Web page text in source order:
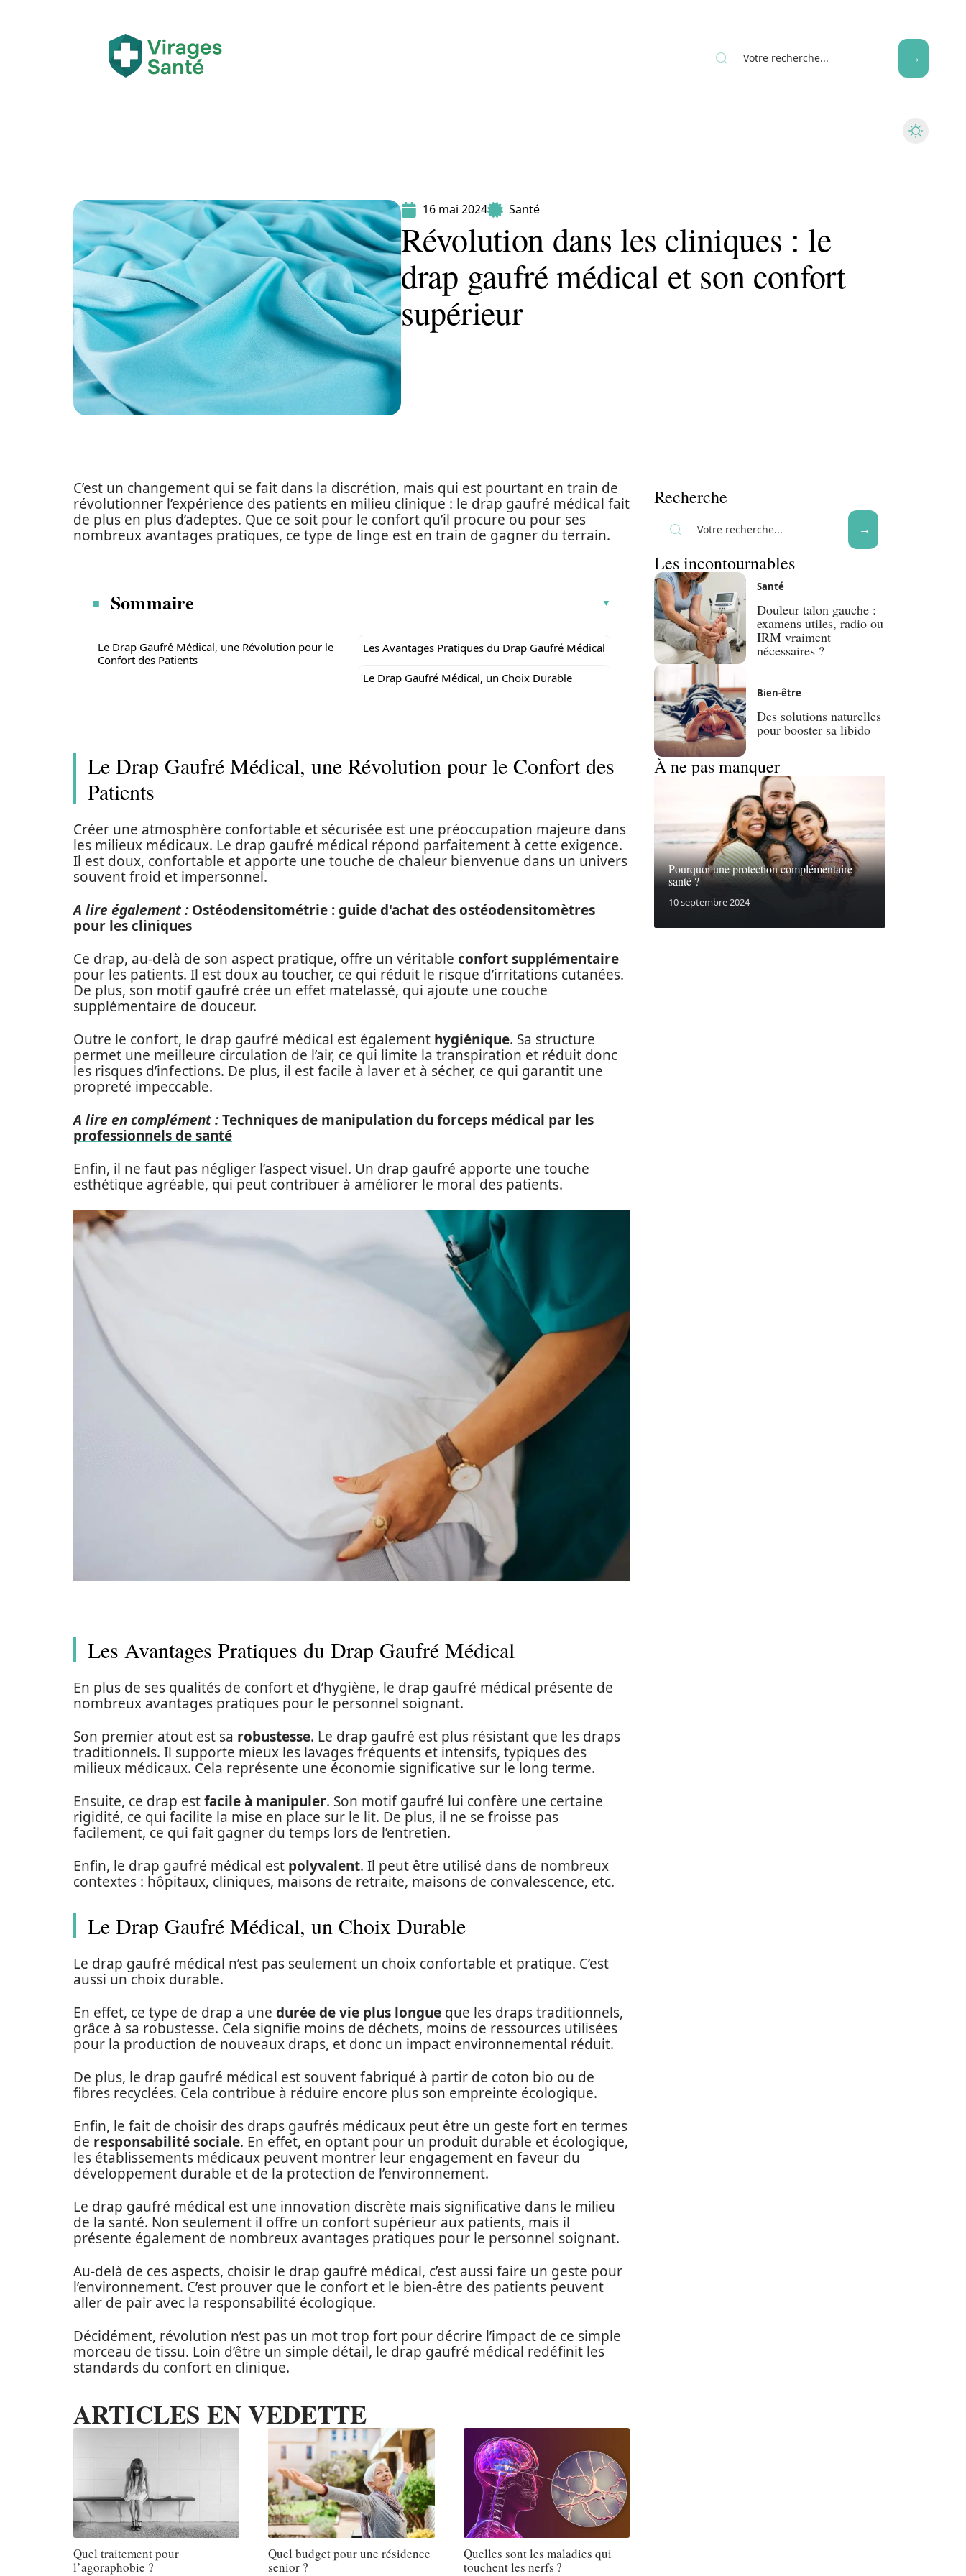
16 mai 2024 Santé
Révolution dans les cliniques : le
drap gaufré médical et son confort
supérieur
C’est un changement qui se fait dans la discrétion, mais qui est pourtant en train de
révolutionner l’expérience des patients en milieu clinique : le drap gaufré médical fait
de plus en plus d’adeptes. Que ce soit pour le confort qu’il procure ou pour ses
nombreux avantages pratiques, ce type de linge est en train de gagner du terrain.
Sommaire
Le Drap Gaufré Médical, une Révolution pour le
Confort des Patients
Les Avantages Pratiques du Drap Gaufré Médical
Le Drap Gaufré Médical, un Choix Durable
Le Drap Gaufré Médical, une Révolution pour le Confort des
Patients
Créer une atmosphère confortable et sécurisée est une préoccupation majeure dans
les milieux médicaux. Le drap gaufré médical répond parfaitement à cette exigence.
Il est doux, confortable et apporte une touche de chaleur bienvenue dans un univers
souvent froid et impersonnel.
A lire également : Ostéodensitométrie : guide d'achat des ostéodensitomètres
pour les cliniques
Ce drap, au-delà de son aspect pratique, offre un véritable confort supplémentaire
pour les patients. Il est doux au toucher, ce qui réduit le risque d’irritations cutanées.
De plus, son motif gaufré crée un effet matelassé, qui ajoute une couche
supplémentaire de douceur.
Outre le confort, le drap gaufré médical est également hygiénique. Sa structure
permet une meilleure circulation de l’air, ce qui limite la transpiration et réduit donc
les risques d’infections. De plus, il est facile à laver et à sécher, ce qui garantit une
propreté impeccable.
A lire en complément :Techniques de manipulation du forceps médical par les
professionnels de santé
Enfin, il ne faut pas négliger l’aspect visuel. Un drap gaufré apporte une touche
esthétique agréable, qui peut contribuer à améliorer le moral des patients.
Les Avantages Pratiques du Drap Gaufré Médical
En plus de ses qualités de confort et d’hygiène, le drap gaufré médical présente de
nombreux avantages pratiques pour le personnel soignant.
Son premier atout est sa robustesse. Le drap gaufré est plus résistant que les draps
traditionnels. Il supporte mieux les lavages fréquents et intensifs, typiques des
milieux médicaux. Cela représente une économie significative sur le long terme.
Ensuite, ce drap estfacile à manipuler. Son motif gaufré lui confère une certaine
rigidité, ce qui facilite la mise en place sur le lit. De plus, il ne se froisse pas
facilement, ce qui fait gagner du temps lors de l’entretien.
Enfin, le drap gaufré médical est polyvalent. Il peut être utilisé dans de nombreux
contextes : hôpitaux, cliniques, maisons de retraite, maisons de convalescence, etc.
Le Drap Gaufré Médical, un Choix Durable
Le drap gaufré médical n’est pas seulement un choix confortable et pratique. C’est
aussi un choix durable.
En effet, ce type de drap a une durée de vie plus longue que les draps traditionnels,
grâce à sa robustesse. Cela signifie moins de déchets, moins de ressources utilisées
pour la production de nouveaux draps, et donc un impact environnemental réduit.
De plus, le drap gaufré médical est souvent fabriqué à partir de coton bio ou de
fibres recyclées. Cela contribue à réduire encore plus son empreinte écologique.
Enfin, le fait de choisir des draps gaufrés médicaux peut être un geste fort en termes
de responsabilité sociale. En effet, en optant pour un produit durable et écologique,
les établissements médicaux peuvent montrer leur engagement en faveur du
développement durable et de la protection de l’environnement.
Le drap gaufré médical est une innovation discrète mais significative dans le milieu
de la santé. Non seulement il offre un confort supérieur aux patients, mais il
présente également de nombreux avantages pratiques pour le personnel soignant.
Au-delà de ces aspects, choisir le drap gaufré médical, c’est aussi faire un geste pour
l’environnement. C’est prouver que le confort et le bien-être des patients peuvent
aller de pair avec la responsabilité écologique.
Décidément, révolution n’est pas un mot trop fort pour décrire l’impact de ce simple
morceau de tissu. Loin d’être un simple détail, le drap gaufré médical redéfinit les
standards du confort en clinique.
ARTICLES EN VEDETTE
Quel traitement pour
l’agoraphobie ?
Quel budget pour une résidence
senior ?
Quelles sont les maladies qui
touchent les nerfs ?
Recherche
Les incontournables
Santé
Douleur talon gauche :
examens utiles, radio ou
IRM vraiment
nécessaires ?
Bien-être
Des solutions naturelles
pour booster sa libido
À ne pas manquer
Pourquoi une protection complémentaire
santé ?
10 septembre 2024